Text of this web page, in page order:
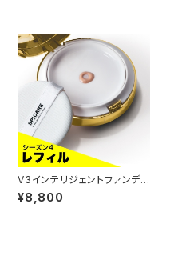
V3インテリジェントファンデ
ーション【詰替】パフ付き
¥8,800